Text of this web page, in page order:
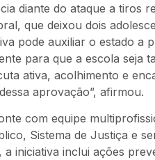
diante do ataque a tiros
que deixou dois
pode auxiliar o estado a
para que a escola seja
ativa, acolhimento e
aprovação”, afirmou.
com equipe
Sistema de Justiça e
a iniciativa inclui ações